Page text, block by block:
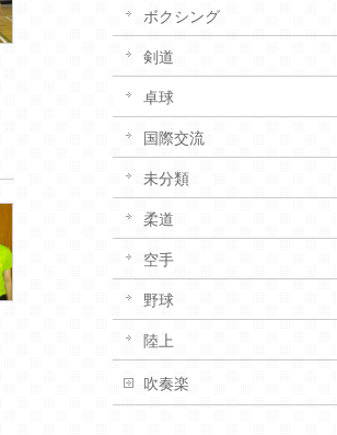
ボクシング
剣道
卓球
国際交流
未分類
柔道
空手
野球
陸上
吹奏楽